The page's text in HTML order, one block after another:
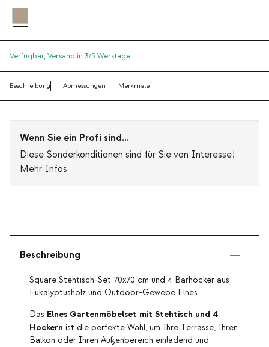
Verfügbar, Versand in 3/5 Werktage
Beschreibung Abmessungen Merkmale
Wenn Sie ein Profi sind...
Diese Sonderkonditionen sind für Sie von Interesse!
Mehr Infos
Beschreibung
Square Stehtisch-Set 70x70 cm und 4 Barhocker aus
Eukalyptusholz und Outdoor-Gewebe Elnes
Das Elnes Gartenmöbelset mit Stehtisch und 4
Hockern ist die perfekte Wahl, um Ihre Terrasse, Ihren
Balkon oder Ihren Außenbereich einladend und